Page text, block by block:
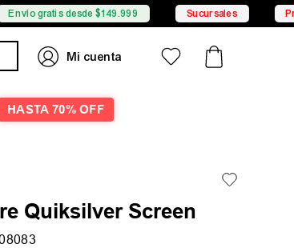
desde $149.999 Sucursales Promociones
HASTA 70% OFF
Quiksilver Screen